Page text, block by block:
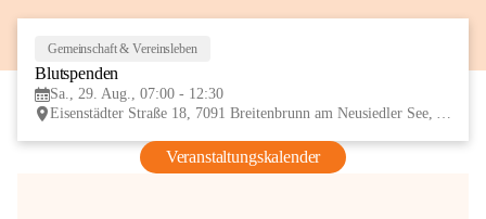
Gemeinschaft & Vereinsleben
Blutspenden
Sa., 29. Aug., 07:00 - 12:30
Eisenstädter Straße 18, 7091 Breitenbrunn am Neusiedler See, AUT
Veranstaltungskalender